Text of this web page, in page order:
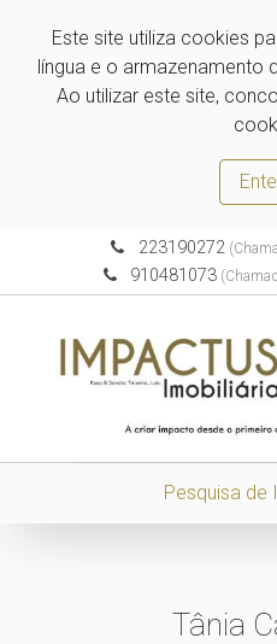
Este site utiliza cookies
língua e o armazenamento
Ao utilizar este site,
223190272
910481073
Pesquisa de
Tânia